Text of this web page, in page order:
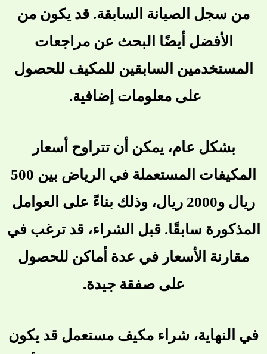
من سجل الصيانة السابقة. قد يكون من
الأفضل أيضًا البحث عن مراجعات
المستخدمين السابقين للمكيف للحصول
على معلومات إضافية.
بشكل عام، يمكن أن تتراوح أسعار
المكيفات المستعملة في الرياض بين 500
ريال و2000 ريال، وذلك بناءً على العوامل
المذكورة سابقًا. قبل الشراء، قد ترغب في
مقارنة الأسعار في عدة أماكن للحصول
على صفقة جيدة.
في النهاية، شراء مكيف مستعمل قد يكون